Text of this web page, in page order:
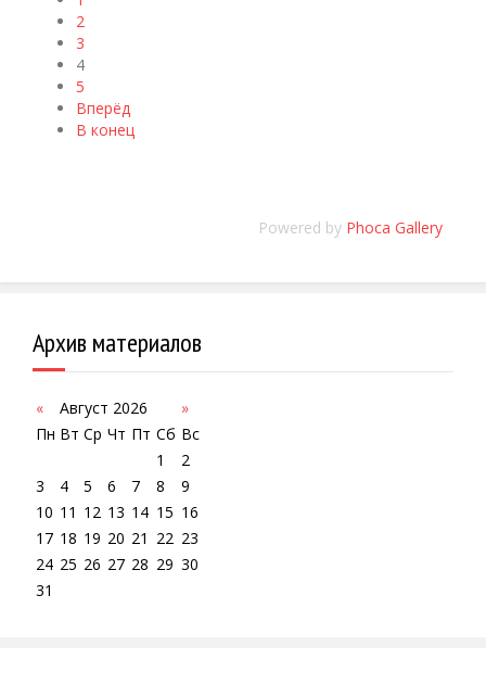
2
3
4
5
Вперёд
В конец
Powered by Phoca Gallery
Архив материалов
« Август 2026
»
Пн Вт Ср Чт Пт Сб Вс
1
2
3
4 5 6 7 8
9
10 11 12 13 14 15 16
17 18 19 20 21 22 23
24 25 26 27 28 29 30
31